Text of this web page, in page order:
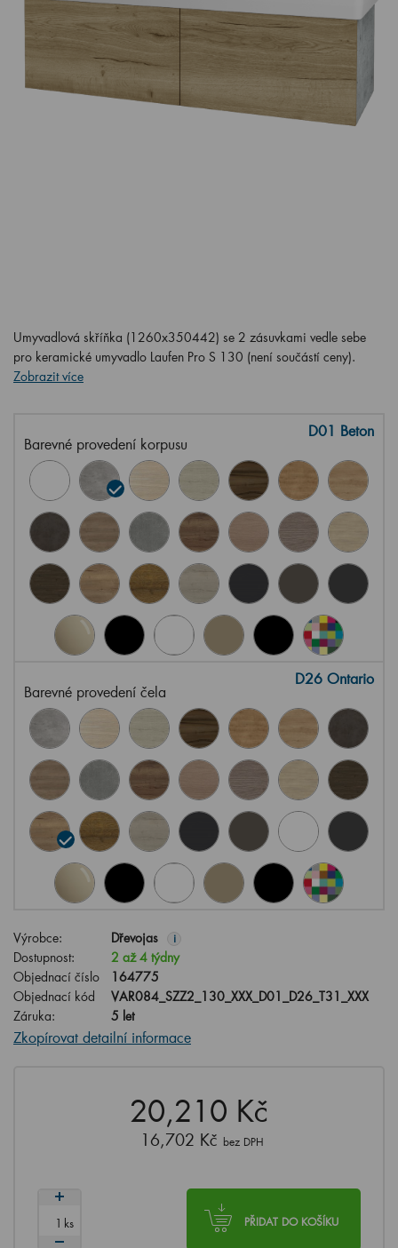
Umyvadlová skříňka (1260x350442) se 2 zásuvkami vedle sebe
pro keramické umyvadlo Laufen Pro S 130 (není součástí ceny).
Zobrazit více
Barevné provedení korpusu
D01 Beton
Barevné provedení čela
D26 Ontario
Výrobce: Dřevojas i
Dostupnost:
2 až 4 týdny
Objednací číslo
164775
Objednací kód
VAR084_SZZ2_130_XXX_D01_D26_T31_XXX
Záruka:
5 let
Zkopírovat detailní informace
20,210 Kč
16,702 Kč bez DPH
PŘIDAT DO KOŠÍKU
ks